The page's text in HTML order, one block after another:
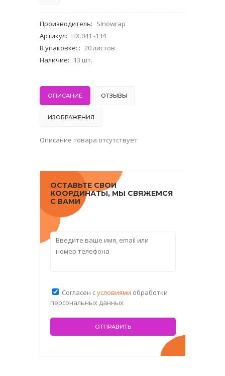
Производитель: SInowrap
Артикул: HX.041 -134
В упаковке: : 20 листов
Наличие: 13 шт.
ОПИСАНИЕ ОТЗЫВЫ
ИЗОБРАЖЕНИЯ
Описание товара отсутствует
ОСТАВЬТЕ СВОИ
КООРДИНАТЫ, МЫ СВЯЖЕМСЯ
С ВАМИ
Согласен сусловиями обработки
персональных данных